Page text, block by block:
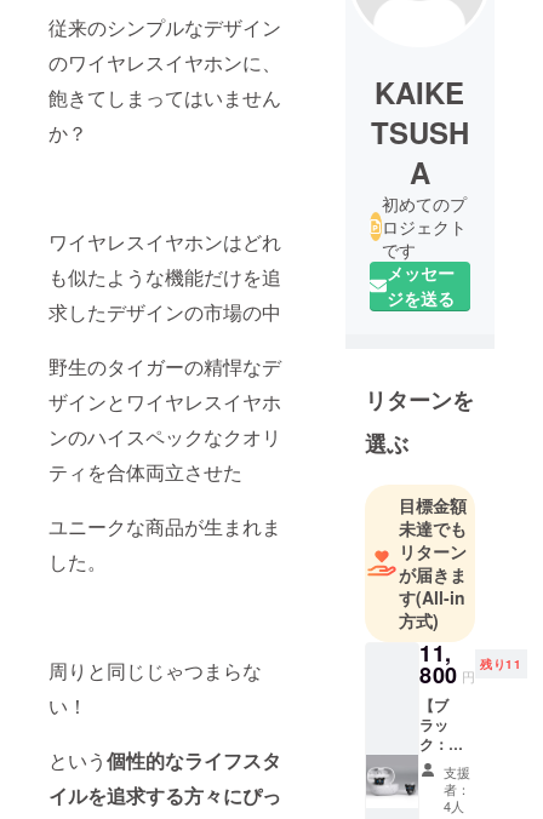
従来のシンプルなデザイン
のワイヤレスイヤホンに、
飽きてしまってはいません
か？
ワイヤレスイヤホンはどれ
も似たような機能だけを追
求したデザインの市場の中
野生のタイガーの精悍なデ
ザインとワイヤレスイヤホ
ンのハイスペックなクオリ
ティを合体両立させた
ユニークな商品が生まれま
した。
周りと同じじゃつまらな
い！
という個性的なライフスタ
イルを追求する方々にぴっ
KAIKE
TSUSH
A
初めてのプ
ロジェクト
です
メッセー
ジを送る
リターンを
選ぶ
目標金額
未達でも
リターン
が届きま
す(All-in
方式)
11,
800 円
残り11
【ブ
ラッ
ク：超
早割・
15名限
定・
支援
者：
4人